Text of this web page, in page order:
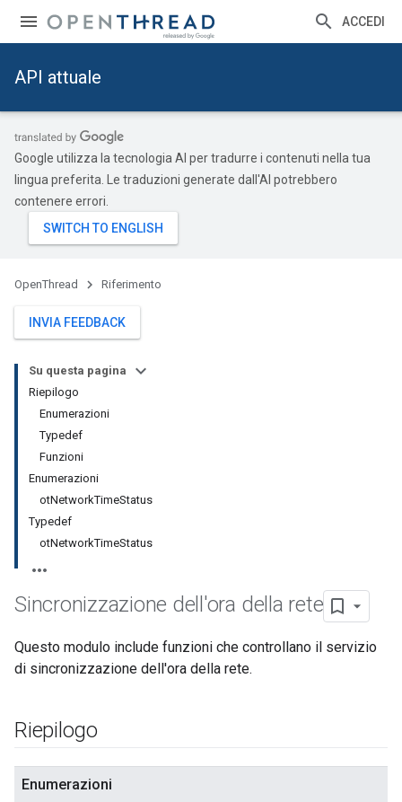
ACCEDI
API attuale
Google utilizza la tecnologia AI per tradurre i contenuti nella tua
lingua preferita. Le traduzioni generate dall'AI potrebbero
contenere errori.
OpenThread Riferimento
INVIA FEEDBACK
Su questa pagina
Riepilogo
Enumerazioni
Typedef
Funzioni
Enumerazioni
otNetworkTimeStatus
Typedef
otNetworkTimeStatus
Sincronizzazione dell'ora della rete
Questo modulo include funzioni che controllano il servizio
di sincronizzazione dell'ora della rete.
Riepilogo
Enumerazioni